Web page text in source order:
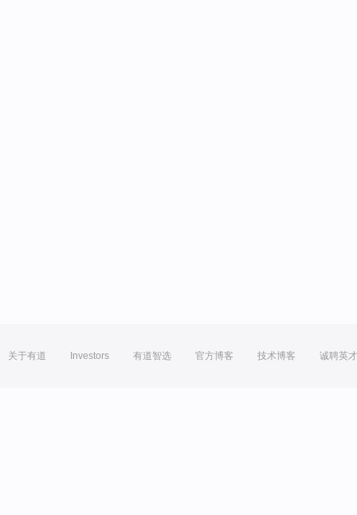
关于有道 Investors 有道智选 官方博客 技术博客 诚聘英才